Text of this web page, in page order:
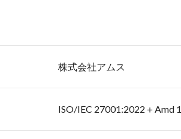
株式会社アムス
ISO/IEC 27001:2022＋Amd